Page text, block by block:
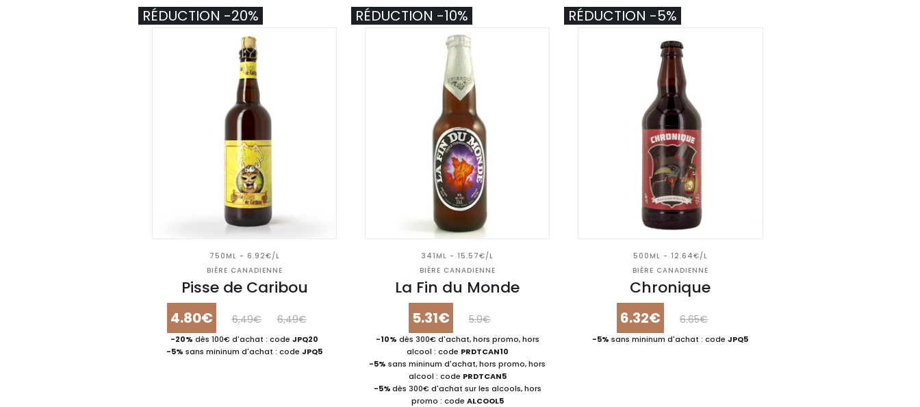
750ML - 6.92€/L
BIÈRE CANADIENNE
Pisse de Caribou
4.80€ 6,49€ 6,49€
-20% dès 100€ d'achat : codeJPQ20
-5% sans mininum d'achat : codeJPQ5
RÉDUCTION -20%
341ML - 15.57€/L
BIÈRE CANADIENNE
La Fin du Monde
5.31€ 5.9€
-10% dès 300€ d'achat, hors promo, hors
alcool : code PRDTCAN10
-5% sans mininum d'achat, hors promo, hors
alcool : code PRDTCAN5
-5%dès 300€ d'achat sur les alcools, hors
promo : code ALCOOL5
RÉDUCTION -10%
500ML - 12.64€/L
BIÈRE CANADIENNE
Chronique
6.32€ 6.65€
-5% sans mininum d'achat : codeJPQ5
RÉDUCTION -5%